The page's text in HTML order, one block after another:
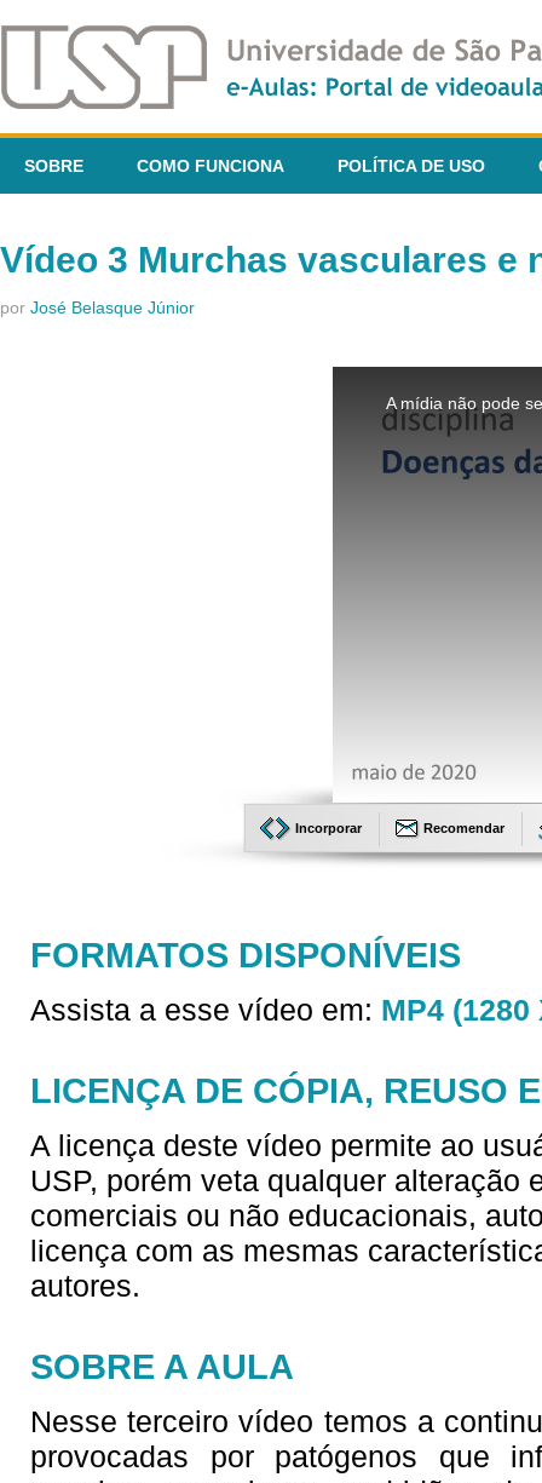
SOBRE COMO FUNCIONA POLÍTICA DE USO
Vídeo 3 Murchas vasculares e
por José Belasque Júnior
A mídia não pode
Incorporar Recomendar
FORMATOS DISPONÍVEIS
Assista a esse vídeo em: MP4 (1280
LICENÇA DE CÓPIA, REUSO
A licença deste vídeo permite ao
USP, porém veta qualquer alteração
comerciais ou não educacionais,
licença com as mesmas
autores.
SOBRE A AULA
Nesse terceiro vídeo temos a
provocadas por patógenos que